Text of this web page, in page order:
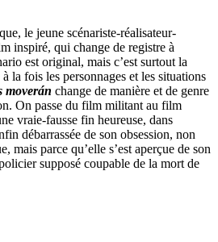
le jeune scénariste-réalisateur-
inspiré, qui change de registre à
est original, mais c’est surtout la
la fois les personnages et les situations
moverán change de manière et de genre
On passe du film militant au film
vraie-fausse fin heureuse, dans
débarrassée de son obsession, non
mais parce qu’elle s’est aperçue de son
supposé coupable de la mort de